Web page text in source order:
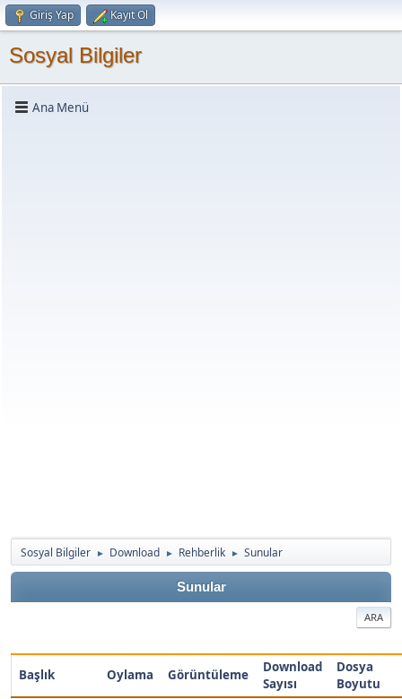
Giriş Yap Kayıt Ol
Sosyal Bilgiler
Ana Menü
Sosyal Bilgiler ► Download ► Rehberlik ► Sunular
Sunular
ARA
Başlık Oylama Görüntüleme
Download
Sayısı
Dosya
Boyutu